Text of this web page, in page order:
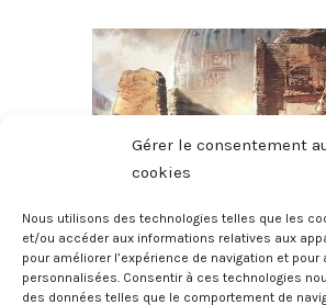
Gérer le consentement
cookies
Nous utilisons des technologies telles que les
et/ou accéder aux informations relatives aux
pour améliorer l’expérience de navigation et
personnalisées. Consentir à ces technologies
des données telles que le comportement de
Pie XII – Tome 2 – Face Au